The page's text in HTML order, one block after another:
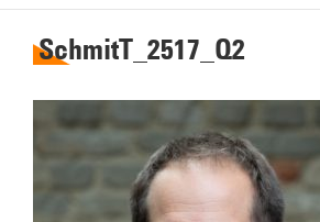
SchmitT_2517_Q2